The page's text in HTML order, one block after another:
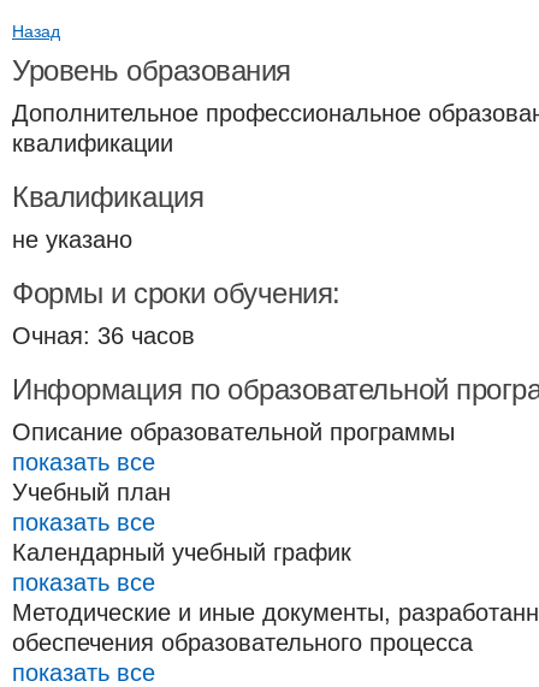
Назад
Уровень образования
Дополнительное профессиональное
квалификации
Квалификация
не указано
Формы и сроки обучения:
Очная: 36 часов
Информация по образовательной
Описание образовательной программы
показать все
Учебный план
показать все
Календарный учебный график
показать все
Методические и иные документы,
обеспечения образовательного процесса
показать все